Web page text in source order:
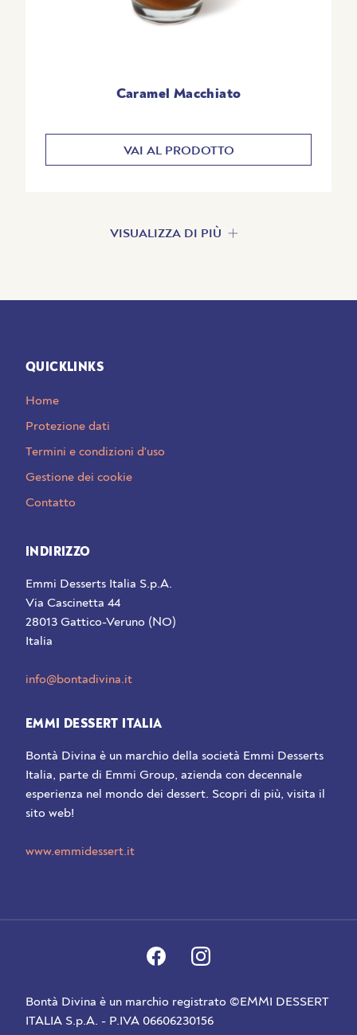
Caramel Macchiato
VAI AL PRODOTTO
VISUALIZZA DI PIÙ
QUICKLINKS
Home
Protezione dati
Termini e condizioni d'uso
Gestione dei cookie
Contatto
INDIRIZZO
Emmi Desserts Italia S.p.A.
Via Cascinetta 44
28013 Gattico-Veruno (NO)
Italia
info@bontadivina.it
EMMI DESSERT ITALIA
Bontà Divina è un marchio della società Emmi Desserts
Italia, parte di Emmi Group, azienda con decennale
esperienza nel mondo dei dessert. Scopri di più, visita il
sito web!
www.emmidessert.it
Bontà Divina è un marchio registrato ©EMMI DESSERT
ITALIA S.p.A. - P.IVA 06606230156